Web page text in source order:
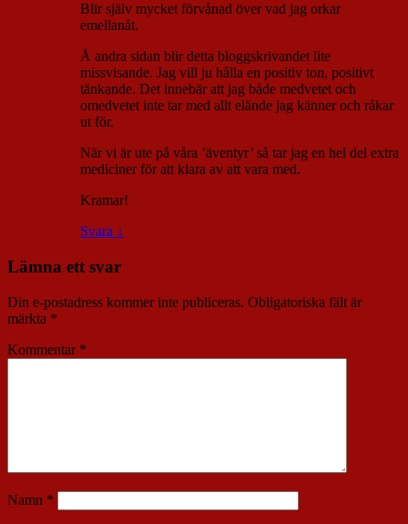
Blir själv mycket förvånad över vad jag orkar
emellanåt.
Å andra sidan blir detta bloggskrivandet lite
missvisande. Jag vill ju hålla en positiv ton, positivt
tänkande. Det innebär att jag både medvetet och
omedvetet inte tar med allt elände jag känner och råkar
ut för.
När vi är ute på våra ’äventyr’ så tar jag en hel del extra
mediciner för att klara av att vara med.
Kramar!
Svara ↓
Lämna ett svar
Din e-postadress kommer inte publiceras. Obligatoriska fält är
märkta *
Kommentar *
Namn *